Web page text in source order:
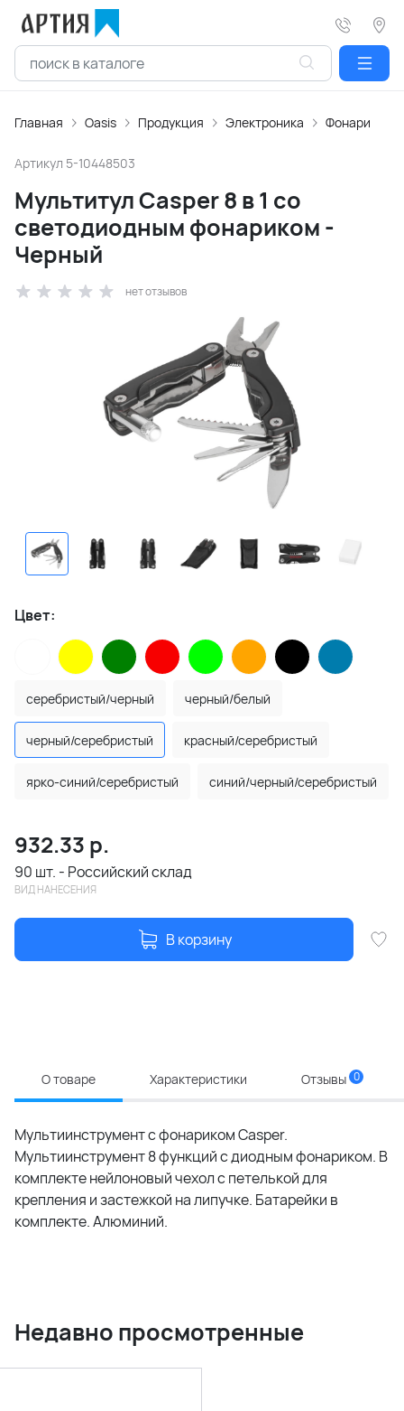
Главная Oasis Продукция Электроника Фонари
Артикул 5-10448503
Мультитул Casper 8 в 1 со
светодиодным фонариком -
Черный
нет отзывов
Цвет:
серебристый/черный черный/белый
черный/серебристый красный/серебристый
ярко-синий/серебристый синий/черный/серебристый
932.33 р.
90 шт. - Российский склад
ВИД НАНЕСЕНИЯ
В корзину
О товаре Характеристики Отзывы 0
Мультиинструмент с фонариком Casper.
Мультиинструмент 8 функций с диодным фонариком. В
комплекте нейлоновый чехол с петелькой для
крепления и застежкой на липучке. Батарейки в
комплекте. Алюминий.
Недавно просмотренные